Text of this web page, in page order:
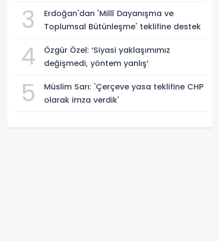
3
Erdoğan'dan 'Millî Dayanışma ve
Toplumsal Bütünleşme' teklifine destek
4
Özgür Özel: ‘Siyasi yaklaşımımız
değişmedi, yöntem yanlış’
5
Müslim Sarı: 'Çerçeve yasa teklifine CHP
olarak imza verdik'